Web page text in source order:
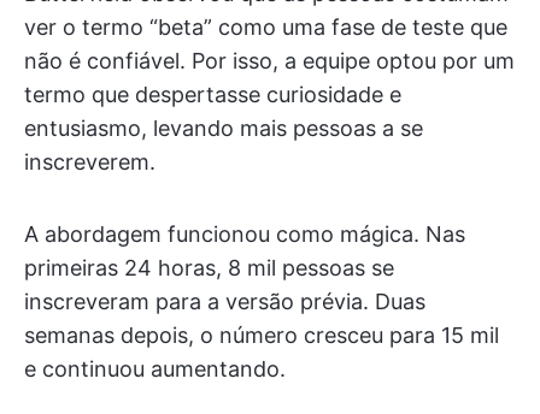
ver o termo “beta” como uma fase de teste que
não é confiável. Por isso, a equipe optou por um
termo que despertasse curiosidade e
entusiasmo, levando mais pessoas a se
inscreverem.
A abordagem funcionou como mágica. Nas
primeiras 24 horas, 8 mil pessoas se
inscreveram para a versão prévia. Duas
semanas depois, o número cresceu para 15 mil
e continuou aumentando.